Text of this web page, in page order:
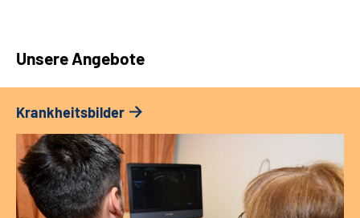
Unsere Angebote
Krankheitsbilder